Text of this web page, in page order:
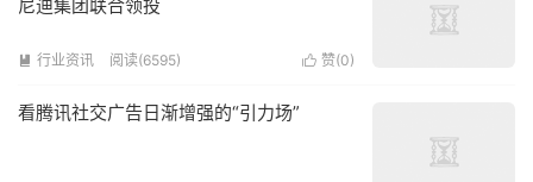
尼迪集团联合领投
 赞(0)
 行业资讯 阅读(6595)
看腾讯社交广告日渐增强的“引力场”